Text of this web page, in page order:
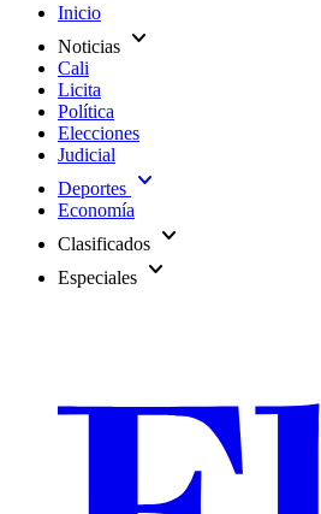
Inicio
Noticias expand_more
Cali
Licita
Política
Elecciones
Judicial
Deportes expand_more
Economía
Clasificados expand_more
Especiales expand_more